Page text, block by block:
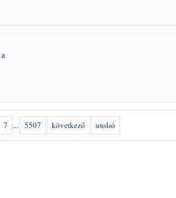
a
7 ... 5507 következő utolsó